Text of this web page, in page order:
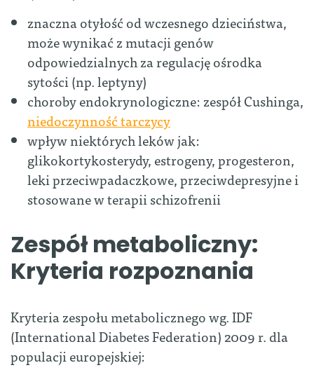
znaczna otyłość od wczesnego dzieciństwa,
może wynikać z mutacji genów
odpowiedzialnych za regulację ośrodka
sytości (np. leptyny)
choroby endokrynologiczne: zespół Cushinga,
niedoczynność tarczycy
wpływ niektórych leków jak:
glikokortykosterydy, estrogeny, progesteron,
leki przeciwpadaczkowe, przeciwdepresyjne i
stosowane w terapii schizofrenii
Zespół metaboliczny:
Kryteria rozpoznania
Kryteria zespołu metabolicznego wg. IDF
(International Diabetes Federation) 2009 r. dla
populacji europejskiej: